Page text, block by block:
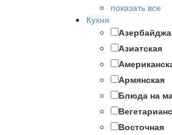
показать все
Кухня
Азиатская
Армянская
Блюда на
Восточная